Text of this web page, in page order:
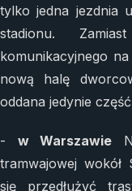
tylko jedna jezdnia
stadionu.
komunikacyjnego
nową halę
oddana jedynie
- w Warszawie
tramwajowej wokół
się przedłużyć